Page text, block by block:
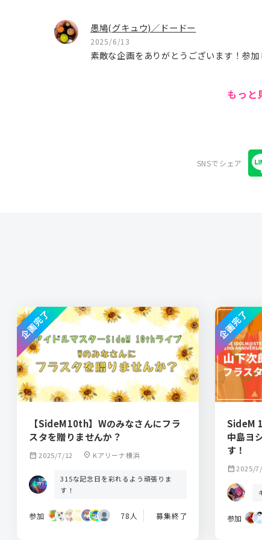
愚鳩(グキュウ)／ドードー
2025/6/13
素敵な企画をありがとうございます！参
もっと
SNSでシェア
【SideM10th】Wのみなさんにフラ
スタを贈りませんか？
calendar_month 2025/7/12 location_on Kアリーナ横浜
315な記念日を彩れるよう頑張りま
す！
参加 78人 募集終了
企画完了
SideM
中島ヨ
す！
calendar_month2025/
参加
企画完了